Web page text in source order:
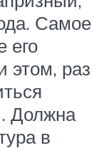
Самое
его
этом, раз
Должна
в